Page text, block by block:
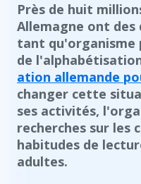
Près de huit
Allemagne ont
tant qu'organisme
de
ation allemande
changer cette
ses activités,
recherches sur les
habitudes de
adultes.